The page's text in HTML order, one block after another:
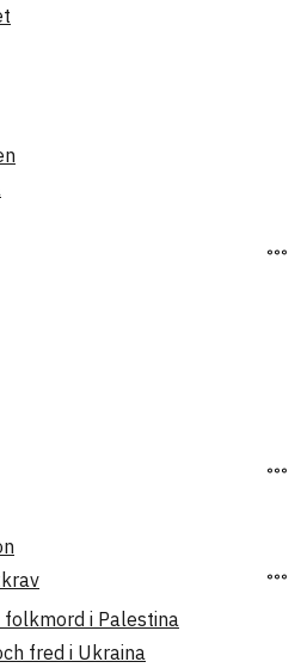
i Palestina
fred i Ukraina